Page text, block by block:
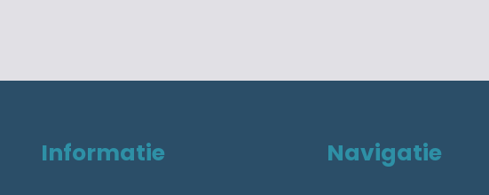
Informatie Navigatie